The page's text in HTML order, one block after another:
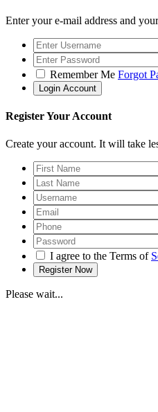
Enter your e-mail address and
Remember Me Forgot
Register Your Account
Create your account. It will take
I agree to the Terms of
Please wait...